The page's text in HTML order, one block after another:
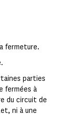
fermeture.
parties
fermées à
du circuit de
ni à une